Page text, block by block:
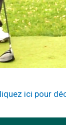
ici pour